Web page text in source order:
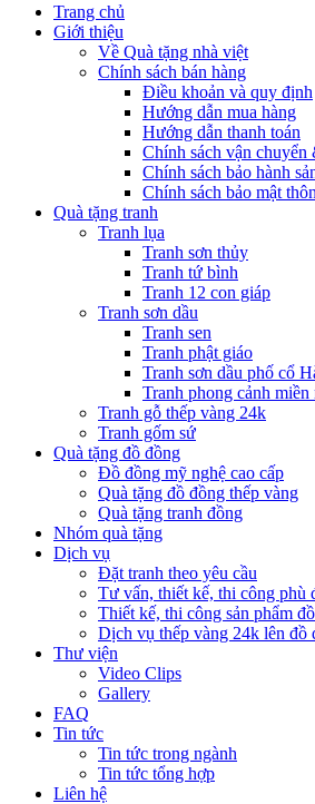
Trang chủ
Giới thiệu
Về Quà tặng nhà việt
Chính sách bán hàng
Điều khoản và quy định
Hướng dẫn mua hàng
Hướng dẫn thanh toán
Chính sách vận chuyển
Chính sách bảo hành
Chính sách bảo mật
Quà tặng tranh
Tranh lụa
Tranh sơn thủy
Tranh tứ bình
Tranh 12 con giáp
Tranh sơn dầu
Tranh sen
Tranh phật giáo
Tranh sơn dầu phố cổ
Tranh phong cảnh miền
Tranh gỗ thếp vàng 24k
Tranh gốm sứ
Quà tặng đồ đồng
Đồ đồng mỹ nghệ cao cấp
Quà tặng đồ đồng thếp vàng
Quà tặng tranh đồng
Nhóm quà tặng
Dịch vụ
Đặt tranh theo yêu cầu
Tư vấn, thiết kế, thi công phù
Thiết kế, thi công sản phẩm
Dịch vụ thếp vàng 24k lên đồ
Thư viện
Video Clips
Gallery
FAQ
Tin tức
Tin tức trong ngành
Tin tức tổng hợp
Liên hệ